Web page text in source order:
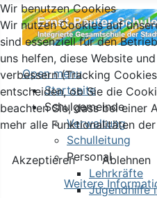
Open menu
Startseite
Schulgemeinde
Verwaltung
Schulleitung
Personal
Lehrkräfte
Jugendhilfe
Wir benutzen Cookies
Wir nutzen Cookies auf
sind essenziell für den
uns helfen, diese Website
verbessern (Tracking
entscheiden, ob Sie die
beachten Sie, dass bei einer
mehr alle Funktionalitäten
Akzeptieren
Ablehnen
Weitere